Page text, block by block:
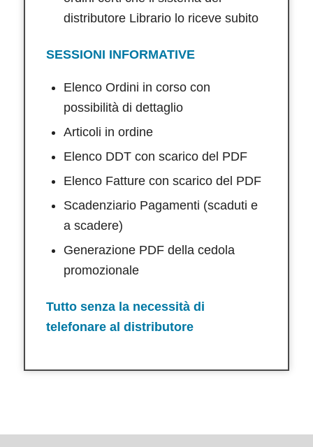
distributore Librario lo riceve subito
SESSIONI INFORMATIVE
Elenco Ordini in corso con
possibilità di dettaglio
Articoli in ordine
Elenco DDT con scarico del PDF
Elenco Fatture con scarico del PDF
Scadenziario Pagamenti (scaduti e
a scadere)
Generazione PDF della cedola
promozionale
Tutto senza la necessità di
telefonare al distributore